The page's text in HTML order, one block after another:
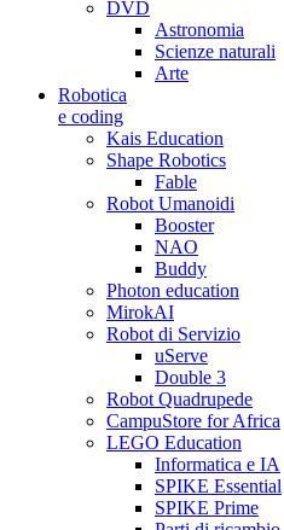
DVD
Astronomia
Scienze naturali
Arte
Robotica
e coding
Kais Education
Shape Robotics
Fable
Robot Umanoidi
Booster
NAO
Buddy
Photon education
MirokAI
Robot di Servizio
uServe
Double 3
Robot Quadrupede
CampuStore for Africa
LEGO Education
Informatica e IA
SPIKE Essential
SPIKE Prime